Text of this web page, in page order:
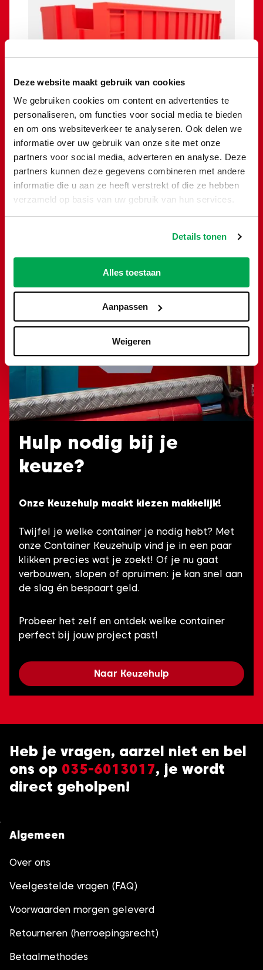
Deze website maakt gebruik van cookies
We gebruiken cookies om content en advertenties te
personaliseren, om functies voor social media te bieden
en om ons websiteverkeer te analyseren. Ook delen we
informatie over uw gebruik van onze site met onze
partners voor social media, adverteren en analyse. Deze
partners kunnen deze gegevens combineren met andere
informatie die u aan ze heeft verstrekt of die ze hebben
verzameld op basis van uw gebruik van hun services.
Details tonen
Alles toestaan
Aanpassen
Weigeren
Bouw- en sloopafval container
30m³
€ 1.675,00
Toevoegen
Hulp nodig bij je
keuze?
Onze Keuzehulp maakt kiezen makkelijk!
Twijfel je welke container je nodig hebt? Met
onze Container Keuzehulp vind je in een paar
klikken precies wat je zoekt! Of je nu gaat
verbouwen, slopen of opruimen: je kan snel aan
de slag én bespaart geld.
Probeer het zelf en ontdek welke container
perfect bij jouw project past!
Naar Keuzehulp
Heb je vragen, aarzel niet en bel
ons op 035-6013017, je wordt
direct geholpen!
Algemeen
Over ons
Veelgestelde vragen (FAQ)
Voorwaarden morgen geleverd
Retourneren (herroepingsrecht)
Betaalmethodes